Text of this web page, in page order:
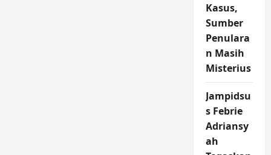
Kasus,
Sumber
Penulara
n Masih
Misterius
Jampidsu
s Febrie
Adriansy
ah